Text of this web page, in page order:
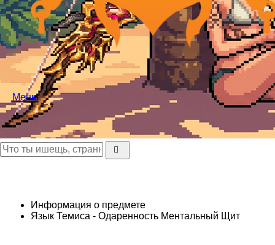
Меню
Информация о предмете
Язык Темиса - Одаренность Ментальный Щит